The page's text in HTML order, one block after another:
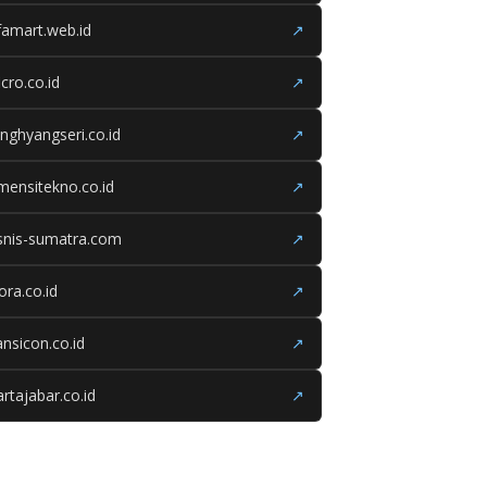
↗
↗
↗
↗
sumatra.com ↗
↗
↗
↗